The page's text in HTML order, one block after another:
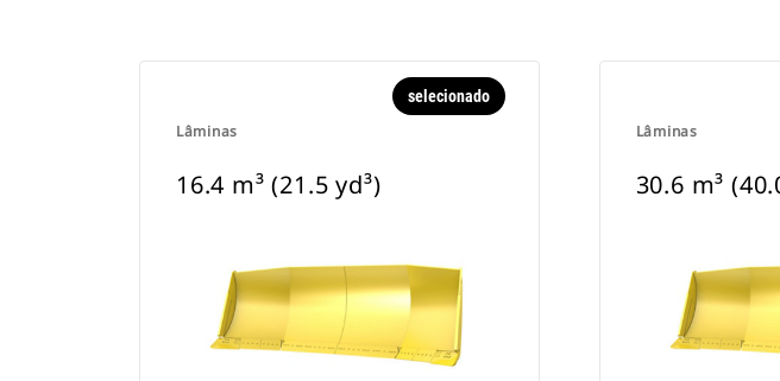
Lâminas
selecionado
16.4 m³ (21.5 yd³)
Lâminas
30.6 m³